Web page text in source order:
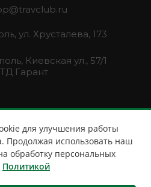
ул. Хрусталева, 173
Киевская ул., 57/1
ТД Гарант
для улучшения работы
Продолжая использовать наш
обработку персональных
Политикой